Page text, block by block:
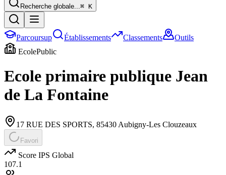
Recherche globale...⌘ K
Parcoursup Établissements Classements
Outils
EcolePublic
Ecole primaire publique Jean
de La Fontaine
17 RUE DES SPORTS, 85430 Aubigny-Les Clouzeaux
Favori
Score IPS Global
107.1